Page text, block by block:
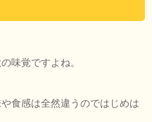
味覚ですよね。
食感は全然違うのではじめは